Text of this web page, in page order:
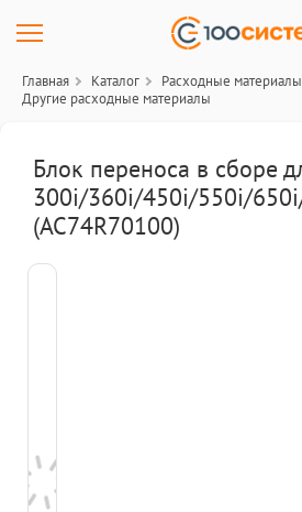
Главная Каталог
Расходные
Другие расходные материалы
Блок переноса в сборе
300i/360i/450i/550i/
(AC74R70100)